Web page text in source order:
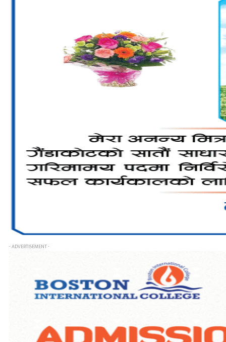
- ADVERTISEMENT -